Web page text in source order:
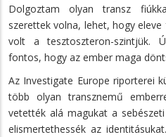
Dolgoztam olyan transz
szerettek volna, lehet, hogy
volt a tesztoszteron-szintjük.
fontos, hogy az ember maga
Az Investigate Europe riporterei
több olyan transznemű
vetették alá magukat a
elismertethessék az